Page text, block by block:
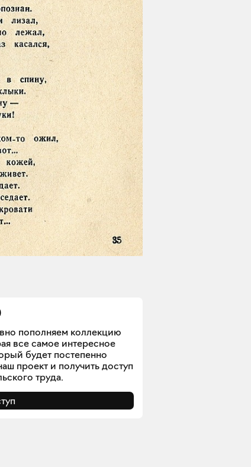
пополняем коллекцию
все самое интересное
будет постепенно
проект и получить доступ
труда.